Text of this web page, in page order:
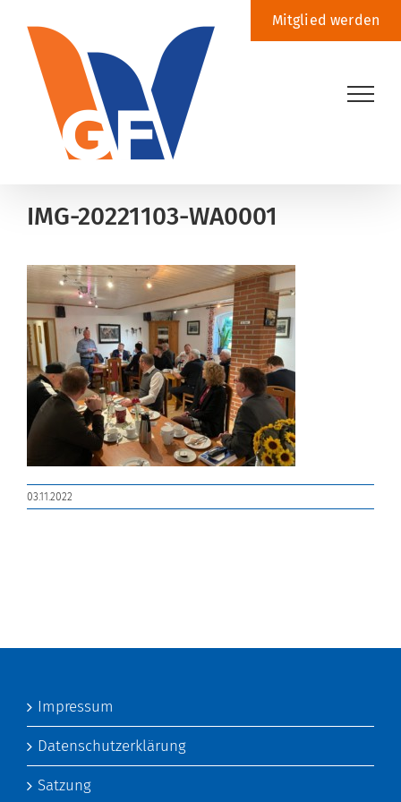
Inhalt
springen
Mitglied werden
IMG-20221103-WA0001
03.11.2022
Impressum
Datenschutzerklärung
Satzung